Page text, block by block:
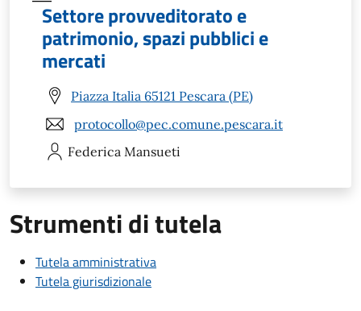
Settore provveditorato e
patrimonio, spazi pubblici e
mercati
Piazza Italia 65121 Pescara (PE)
protocollo@pec.comune.pescara.it
Federica Mansueti
Strumenti di tutela
Tutela amministrativa
Tutela giurisdizionale